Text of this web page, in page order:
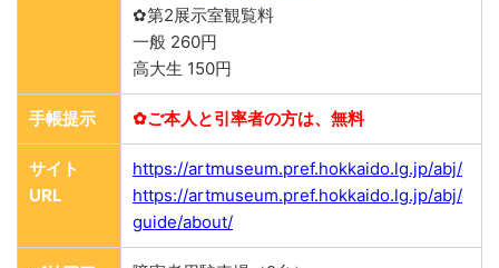
✿第2展示室観覧料
一般 260円
高大生 150円
手帳提示 ✿ご本人と引率者の方は、無料
サイト
URL
https://artmuseum.pref.hokkaido.lg.jp/abj/
https://artmuseum.pref.hokkaido.lg.jp/abj/
guide/about/